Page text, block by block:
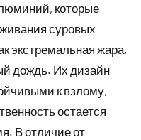
которые
суровых
экстремальная жара,
дождь. Их дизайн
к взлому,
остается
В отличие от